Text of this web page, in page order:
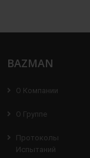
BAZMAN
О Компании
О Группе
Протоколы
Испытаний